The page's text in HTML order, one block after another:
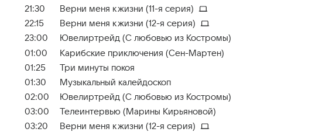
21:30
Верни меня к жизни (11-я серия)
22:15
Верни меня к жизни (12-я серия)
23:00
Ювелиртрейд (С любовью из Костромы)
01:00
Карибские приключения (Сен-Мартен)
01:25
Три минуты покоя
01:30
Музыкальный калейдоскоп
02:00
Ювелиртрейд (С любовью из Костромы)
03:00
Телеинтервью (Марины Кирьяновой)
03:20
Верни меня к жизни (12-я серия)